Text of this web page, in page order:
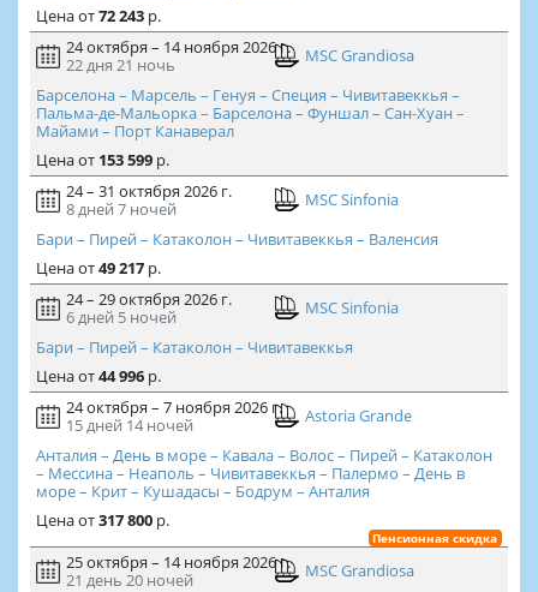
Ценаот72 243р.
24 октября – 14 ноября 2026 г.
22 дня 21 ночь
MSC Grandiosa
Барселона – Марсель – Генуя – Специя – Чивитавеккья –
Пальма-де-Мальорка – Барселона – Фуншал – Сан-Хуан –
Майами – Порт Канаверал
Ценаот 153 599р.
24 – 31 октября 2026 г.
8 дней 7 ночей
MSC Sinfonia
Бари – Пирей – Катаколон – Чивитавеккья – Валенсия
Ценаот49 217р.
24 – 29 октября 2026 г.
6 дней 5 ночей
MSC Sinfonia
Бари – Пирей – Катаколон – Чивитавеккья
Ценаот44 996р.
24 октября – 7 ноября 2026 г.
15 дней 14 ночей
Astoria Grande
Анталия – День в море – Кавала – Волос – Пирей – Катаколон
– Мессина – Неаполь – Чивитавеккья – Палермо – День в
море – Крит – Кушадасы – Бодрум – Анталия
Ценаот317 800р.
Пенсионная скидка
25 октября – 14 ноября 2026 г.
21 день 20 ночей
MSC Grandiosa